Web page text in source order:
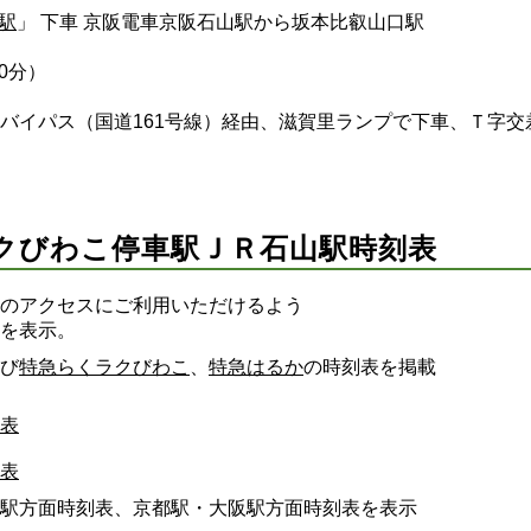
」 下車 京阪電車京阪石山駅から坂本比叡山口駅
）
イパス（国道161号線）経由、滋賀里ランプで下車、Ｔ字交
びわこ停車駅ＪＲ石山駅時刻表
アクセスにご利用いただけるよう
表示。
特急らくラクびわこ 特急はるかの時刻表を掲載
方面時刻表、京都駅・大阪駅方面時刻表を表示